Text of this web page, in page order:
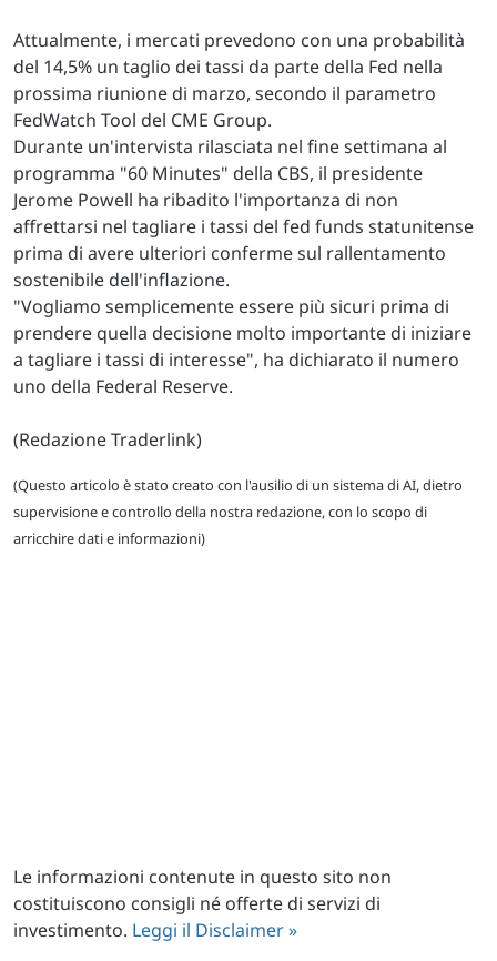
Attualmente, i mercati prevedono con una probabilità
del 14,5% un taglio dei tassi da parte della Fed nella
prossima riunione di marzo, secondo il parametro
FedWatch Tool del CME Group.
Durante un'intervista rilasciata nel fine settimana al
programma "60 Minutes" della CBS, il presidente
Jerome Powell ha ribadito l'importanza di non
affrettarsi nel tagliare i tassi del fed funds statunitense
prima di avere ulteriori conferme sul rallentamento
sostenibile dell'inflazione.
"Vogliamo semplicemente essere più sicuri prima di
prendere quella decisione molto importante di iniziare
a tagliare i tassi di interesse", ha dichiarato il numero
uno della Federal Reserve.
(Redazione Traderlink)
(Questo articolo è stato creato con l'ausilio di un sistema di AI, dietro
supervisione e controllo della nostra redazione, con lo scopo di
arricchire dati e informazioni)
Le informazioni contenute in questo sito non
costituiscono consigli né offerte di servizi di
investimento. Leggi il Disclaimer »